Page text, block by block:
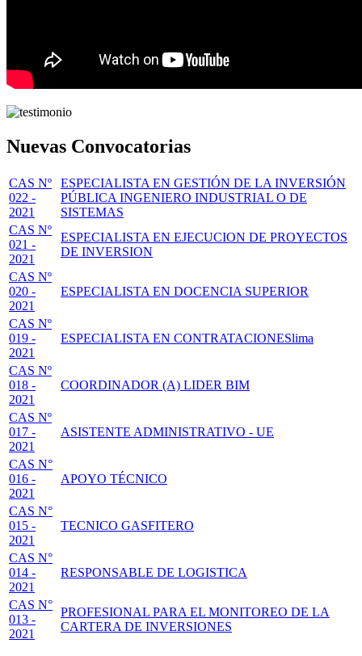
Nuevas Convocatorias
CAS Nº
022 -
2021
ESPECIALISTA EN GESTIÓN DE LA INVERSIÓN
PÚBLICA INGENIERO INDUSTRIAL O DE
SISTEMAS
CAS Nº
021 -
2021
ESPECIALISTA EN EJECUCION DE PROYECTOS
DE INVERSION
CAS Nº
020 -
2021
ESPECIALISTA EN DOCENCIA SUPERIOR
CAS Nº
019 -
2021
ESPECIALISTA EN CONTRATACIONESlima
CAS Nº
018 -
2021
COORDINADOR (A) LIDER BIM
CAS Nº
017 -
2021
ASISTENTE ADMINISTRATIVO - UE
CAS N°
016 -
2021
APOYO TÉCNICO
CAS N°
015 -
2021
TECNICO GASFITERO
CAS N°
014 -
2021
RESPONSABLE DE LOGISTICA
CAS N°
013 -
2021
PROFESIONAL PARA EL MONITOREO DE LA
CARTERA DE INVERSIONES